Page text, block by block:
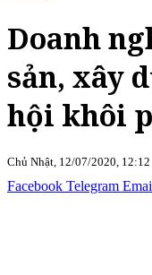
Doanh
sản, xây
hội khôi
Chủ Nhật, 12/07/2020, 12:12
Facebook Telegram